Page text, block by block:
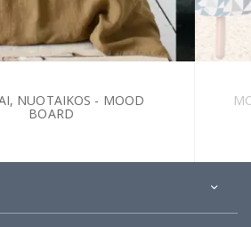
NUOTAIKOS - MOOD
BOARD